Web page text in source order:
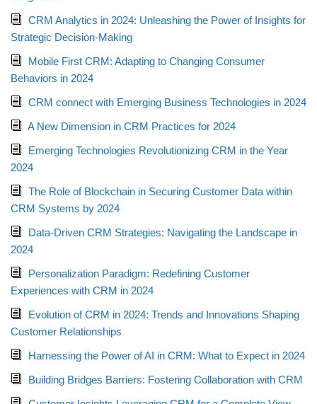
CRM Analytics in 2024: Unleashing the Power of Insights for
Strategic Decision-Making
Mobile First CRM: Adapting to Changing Consumer
Behaviors in 2024
CRM connect with Emerging Business Technologies in 2024
A New Dimension in CRM Practices for 2024
Emerging Technologies Revolutionizing CRM in the Year
2024
The Role of Blockchain in Securing Customer Data within
CRM Systems by 2024
Data-Driven CRM Strategies: Navigating the Landscape in
2024
Personalization Paradigm: Redefining Customer
Experiences with CRM in 2024
Evolution of CRM in 2024: Trends and Innovations Shaping
Customer Relationships
Harnessing the Power of AI in CRM: What to Expect in 2024
Building Bridges Barriers: Fostering Collaboration with CRM